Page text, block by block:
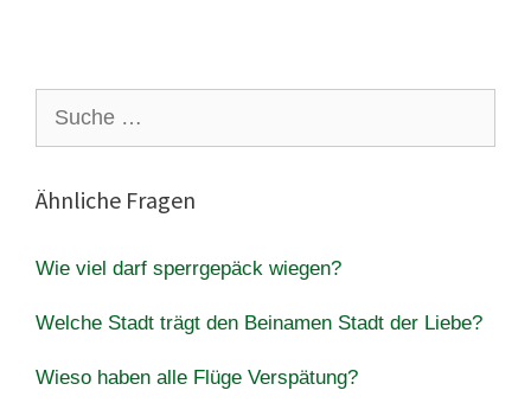
nach:
Ähnliche Fragen
Wie viel darf sperrgepäck wiegen?
Welche Stadt trägt den Beinamen Stadt der Liebe?
Wieso haben alle Flüge Verspätung?